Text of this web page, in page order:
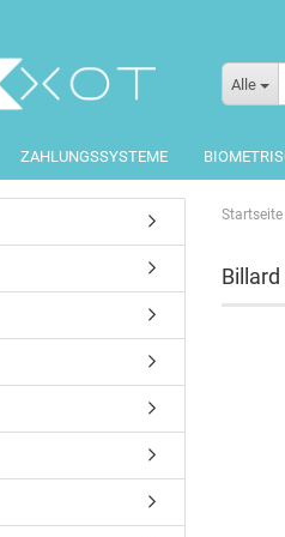
Alle
ZAHLUNGSSYSTEME
Startseite